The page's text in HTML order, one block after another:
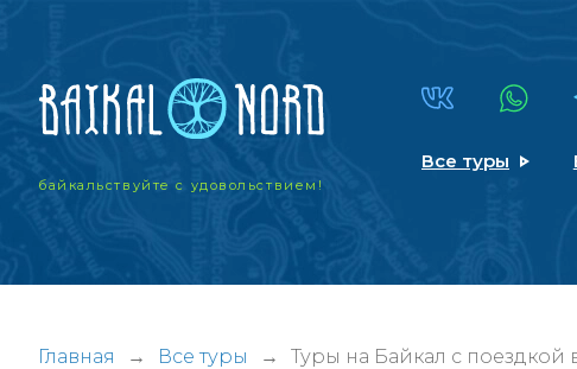
байкальствуйтес удовольствием!
Все туры
Главная → Все туры → Туры на Байкал с поездкой